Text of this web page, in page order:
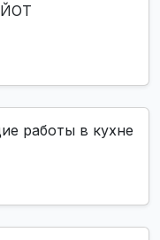
работы в кухне